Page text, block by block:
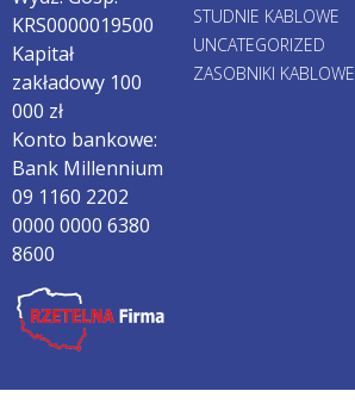
KRS0000019500
Kapitał
zakładowy 100
000 zł
Konto bankowe:
Bank Millennium
09 1160 2202
0000 0000 6380
8600
STUDNIE KABLOWE
UNCATEGORIZED
ZASOBNIKI KABLOWE